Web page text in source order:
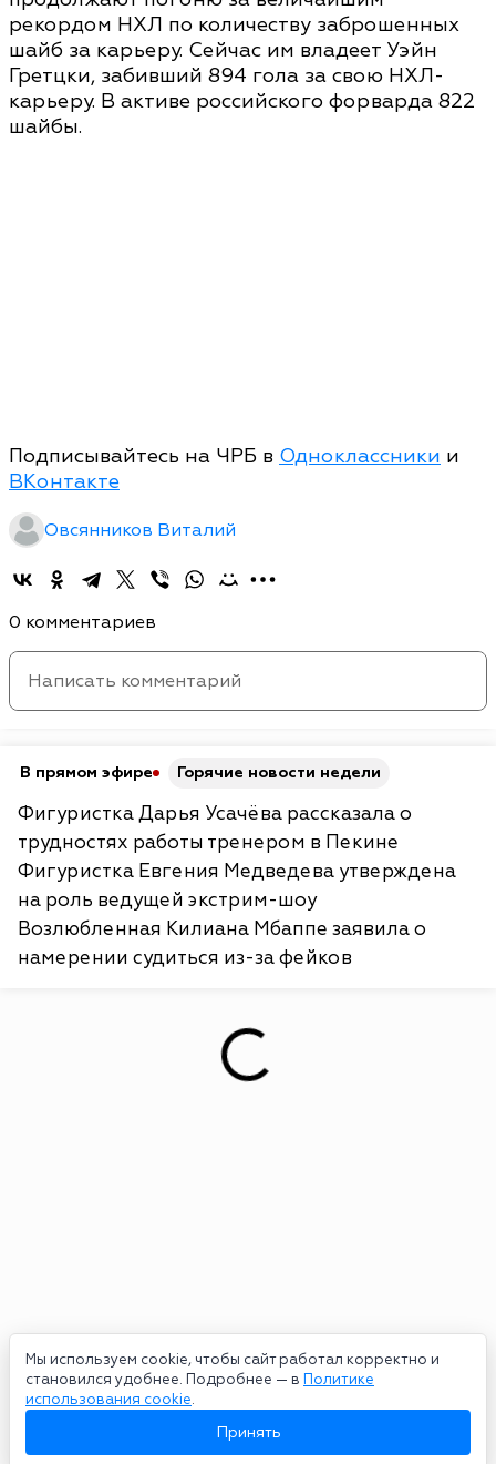
Мы используем cookie, чтобы сайт работал корректно и
становился удобнее. Подробнее — в Политике
использования cookie.
Принять
рекордом НХЛ по количеству заброшенных
шайб за карьеру. Сейчас им владеет Уэйн
Гретцки, забивший 894 гола за свою НХЛ-
карьеру. В активе российского форварда 822
шайбы.
Подписывайтесь на ЧРБ в Одноклассники и
ВКонтакте
Овсянников Виталий
0 комментариев
В прямом эфире Горячие новости недели
Фигуристка Дарья Усачёва рассказала о
трудностях работы тренером в Пекине
Фигуристка Евгения Медведева утверждена
на роль ведущей экстрим-шоу
Возлюбленная Килиана Мбаппе заявила о
намерении судиться из-за фейков